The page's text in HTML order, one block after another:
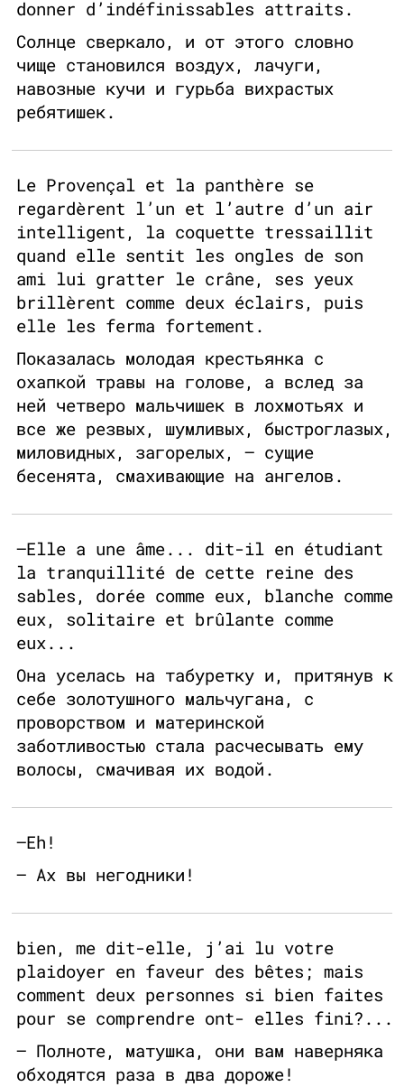
donner d’indéfinissables attraits.
Солнце сверкало, и от этого словно
чище становился воздух, лачуги,
навозные кучи и гурьба вихрастых
ребятишек.
Le Provençal et la panthère se
regardèrent l’un et l’autre d’un air
intelligent, la coquette tressaillit
quand elle sentit les ongles de son
ami lui gratter le crâne, ses yeux
brillèrent comme deux éclairs, puis
elle les ferma fortement.
Показалась молодая крестьянка с
охапкой травы на голове, а вслед за
ней четверо мальчишек в лохмотьях и
все же резвых, шумливых, быстроглазых,
миловидных, загорелых, — сущие
бесенята, смахивающие на ангелов.
—Elle a une âme... dit-il en étudiant
la tranquillité de cette reine des
sables, dorée comme eux, blanche comme
eux, solitaire et brûlante comme
eux...
Она уселась на табуретку и, притянув к
себе золотушного мальчугана, с
проворством и материнской
заботливостью стала расчесывать ему
волосы, смачивая их водой.
—Eh!
— Ах вы негодники!
bien, me dit-elle, j’ai lu votre
plaidoyer en faveur des bêtes; mais
comment deux personnes si bien faites
pour se comprendre ont- elles fini?...
— Полноте, матушка, они вам наверняка
обходятся раза в два дороже!